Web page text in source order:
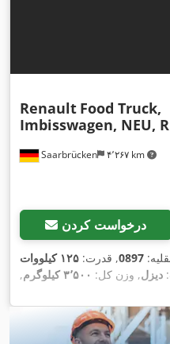
Saarbrücken ۴٬۲۶۷ km
Renault Food Truck,
Imbisswagen, NEU,
درخواست کردن
0897, قدرت:
۱۲۵ کیلووات
دیزل, وزن کل: ۳٬۵۰۰ کیلوگرم
,